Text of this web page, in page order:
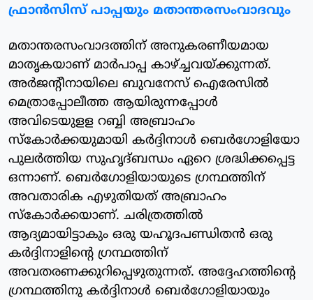
ഫ്രാന്‍സിസ് പാപ്പയും മതാന്തരസംവാദവും
മതാന്തരസംവാദത്തിന് അനുകരണീയമായ
മാതൃകയാണ് മാര്‍പാപ്പ കാഴ്ച്ചവയ്ക്കുന്നത്.
അര്‍ജന്റീനായിലെ ബുവനേസ് ഐരേസില്‍
മെത്രാപ്പോലീത്ത ആയിരുന്നപ്പോള്‍
അവിടെയുളള റബ്ബി അബ്രാഹം
സ്‌കോര്‍ക്കയുമായി കര്‍ദ്ദിനാള്‍ ബെര്‍ഗോളിയോ
പുലര്‍ത്തിയ സുഹൃദ്ബന്ധം ഏറെ ശ്രദ്ധിക്കപ്പെട്ട
ഒന്നാണ്. ബെര്‍ഗോളിയായുടെ ഗ്രന്ഥത്തിന്
അവതാരിക എഴുതിയത് അബ്രാഹം
സ്‌കോര്‍ക്കയാണ്. ചരിത്രത്തില്‍
ആദ്യമായിട്ടാകും ഒരു യഹൂദപണ്ഡിതന്‍ ഒരു
കര്‍ദ്ദിനാളിന്റെ ഗ്രന്ഥത്തിന്
അവതരണക്കുറിപ്പെഴുതുന്നത്. അദ്ദേഹത്തിന്റെ
ഗ്രന്ഥത്തിനു കര്‍ദ്ദിനാള്‍ ബെര്‍ഗോളിയായും